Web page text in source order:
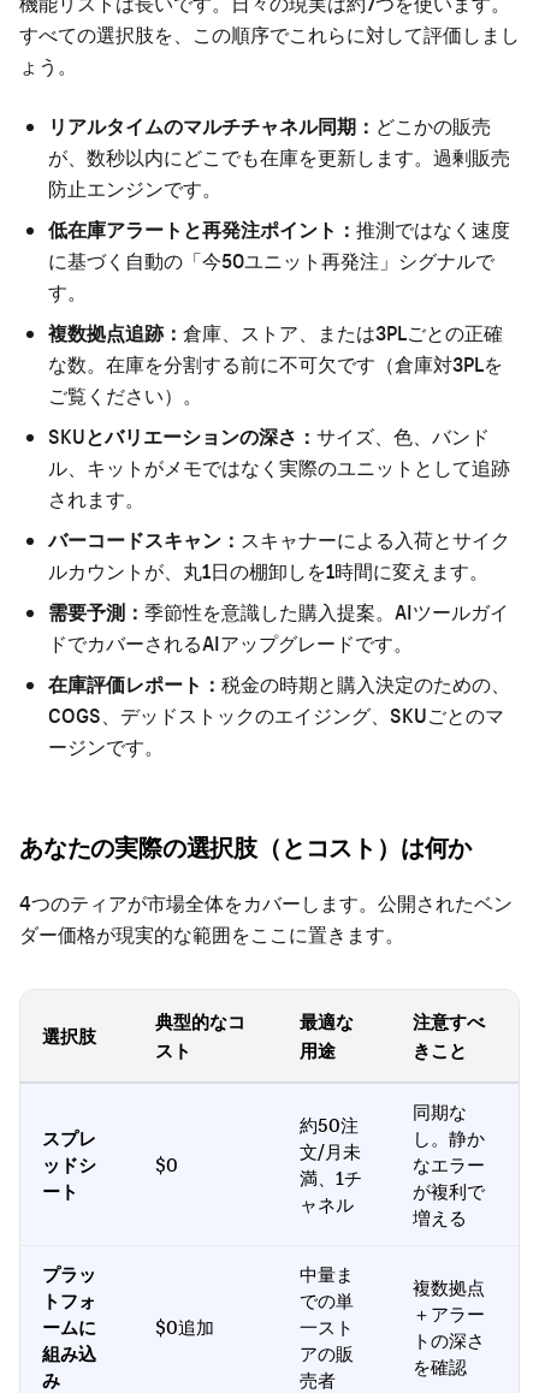
すべての選択肢を、この順序でこれらに対して評価しまし
ょう。
リアルタイムのマルチチャネル同期： どこかの販売
が、数秒以内にどこでも在庫を更新します。過剰販売
防止エンジンです。
低在庫アラートと再発注ポイント： 推測ではなく速度
に基づく自動の「今50ユニット再発注」シグナルで
す。
複数拠点追跡： 倉庫、ストア、または3PLごとの正確
な数。在庫を分割する前に不可欠です（倉庫対3PLを
ご覧ください）。
SKUとバリエーションの深さ： サイズ、色、バンド
ル、キットがメモではなく実際のユニットとして追跡
されます。
バーコードスキャン： スキャナーによる入荷とサイク
ルカウントが、丸1日の棚卸しを1時間に変えます。
需要予測： 季節性を意識した購入提案。 AIツールガイ
ドでカバーされるAIアップグレードです。
在庫評価レポート： 税金の時期と購入決定のための、
COGS、デッドストックのエイジング、SKUごとのマ
ージンです。
あなたの実際の選択肢（とコスト）は何か
4つのティアが市場全体をカバーします。公開されたベン
ダー価格が現実的な範囲をここに置きます。
選択肢
典型的なコ
スト
最適な
用途
注意すべ
きこと
スプレ
ッドシ
ート
$0
約50注
文/月未
満、1チ
ャネル
同期な
し。静か
なエラー
が複利で
増える
プラッ
トフォ
ームに
組み込
み
$0追加
中量ま
での単
一スト
アの販
売者
複数拠点
＋アラー
トの深さ
を確認